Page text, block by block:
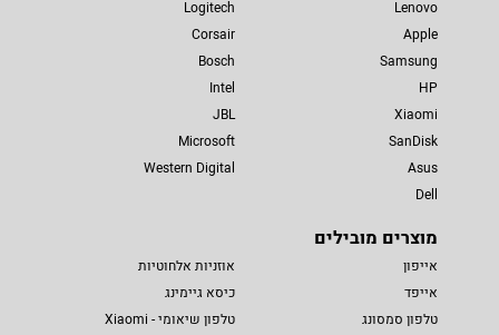
Lenovo
Apple
Samsung
HP
Xiaomi
SanDisk
Asus
Dell
Logitech
Corsair
Bosch
Intel
JBL
Microsoft
Western Digital
מוצרים מובילים
אייפון
אייפד
טלפון סמסונג
אוזניות אלחוטיות
כיסא גיימינג
טלפון שיאומי - Xiaomi